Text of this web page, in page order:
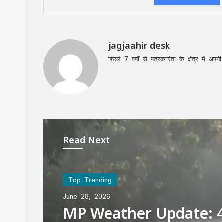
jagjaahir desk
पिछले 7 वर्षों से पत्रकारिता के क्षेत्र में
Read Next
Top Trending
June 28, 2026
MP Weather Update: